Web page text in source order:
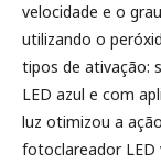
velocidade e o
utilizando o
tipos de ativação:
LED azul e com
luz otimizou a
fotoclareador LED